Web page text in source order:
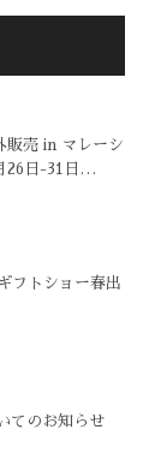
販売 in マレーシ
26日-31日…
フトショー春出
てのお知らせ